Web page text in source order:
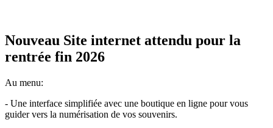
Nouveau Site internet attendu pour la
rentrée fin 2026
Au menu:
- Une interface simplifiée avec une boutique en ligne pour vous
guider vers la numérisation de vos souvenirs.